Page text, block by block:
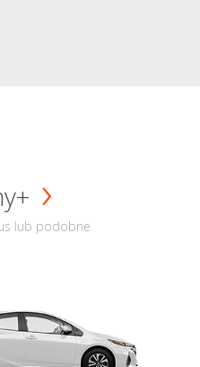
lub podobne